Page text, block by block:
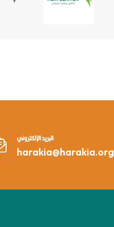
البريد الإلكتروني